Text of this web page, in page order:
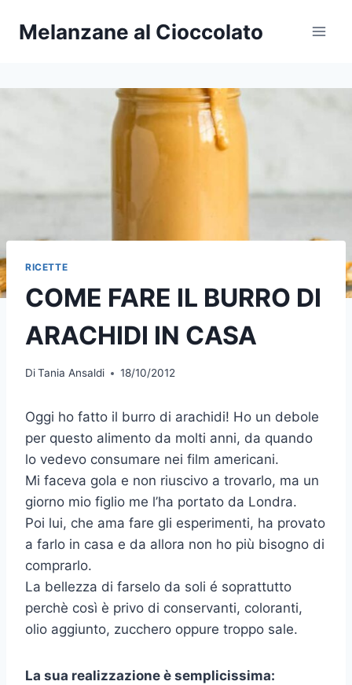
Melanzane al Cioccolato
RICETTE
COME FARE IL BURRO DI
ARACHIDI IN CASA
DiTania Ansaldi 18/10/2012
Oggi ho fatto il burro di arachidi! Ho un debole
per questo alimento da molti anni, da quando
lo vedevo consumare nei film americani.
Mi faceva gola e non riuscivo a trovarlo, ma un
giorno mio figlio me l’ha portato da Londra.
Poi lui, che ama fare gli esperimenti, ha provato
a farlo in casa e da allora non ho più bisogno di
comprarlo.
La bellezza di farselo da soli é soprattutto
perchè così è privo di conservanti, coloranti,
olio aggiunto, zucchero oppure troppo sale.
La sua realizzazione è semplicissima: